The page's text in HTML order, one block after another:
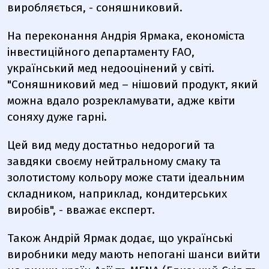
виробляється, - соняшниковий.
На переконання Андрія Ярмака, економіста
інвестиційного департаменту FAO,
український мед недооцінений у світі.
"Соняшниковий мед – нішовий продукт, який
можна вдало розрекламувати, адже квіти
соняху дуже гарні.
Цей вид меду достатньо недорогий та
завдяки своєму нейтральному смаку та
золотистому кольору може стати ідеальним
складником, наприклад, кондитерських
виробів", - вважає експерт.
Також Андрій Ярмак додає, що українські
виробники меду мають непогані шанси вийти